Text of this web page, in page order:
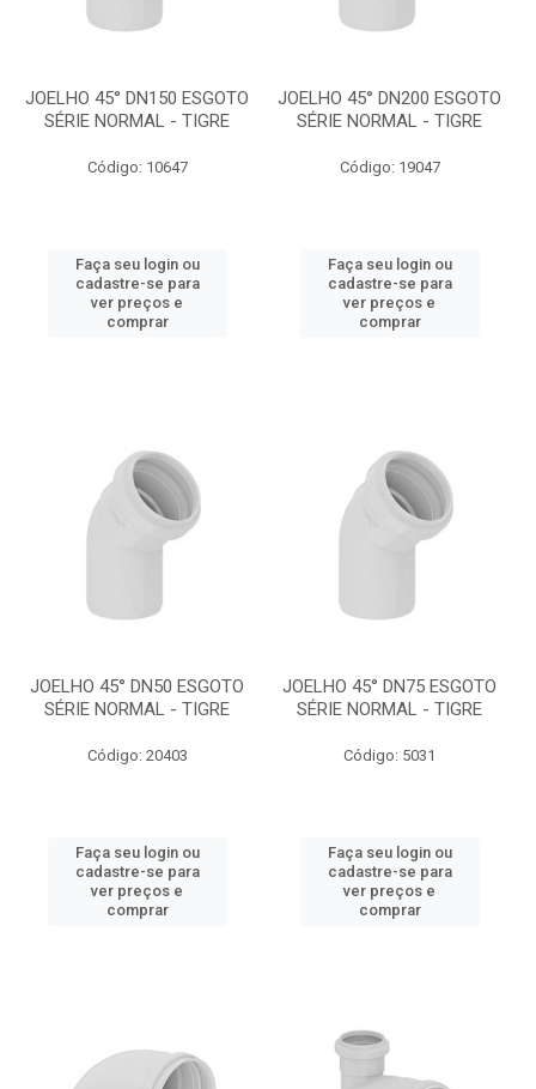
JOELHO 45° DN150 ESGOTO
SÉRIE NORMAL - TIGRE
Código: 10647
Faça seu login ou
cadastre-se para
ver preços e
comprar
JOELHO 45° DN200 ESGOTO
SÉRIE NORMAL - TIGRE
Código: 19047
Faça seu login ou
cadastre-se para
ver preços e
comprar
JOELHO 45° DN50 ESGOTO
SÉRIE NORMAL - TIGRE
Código: 20403
Faça seu login ou
cadastre-se para
ver preços e
comprar
JOELHO 45° DN75 ESGOTO
SÉRIE NORMAL - TIGRE
Código: 5031
Faça seu login ou
cadastre-se para
ver preços e
comprar